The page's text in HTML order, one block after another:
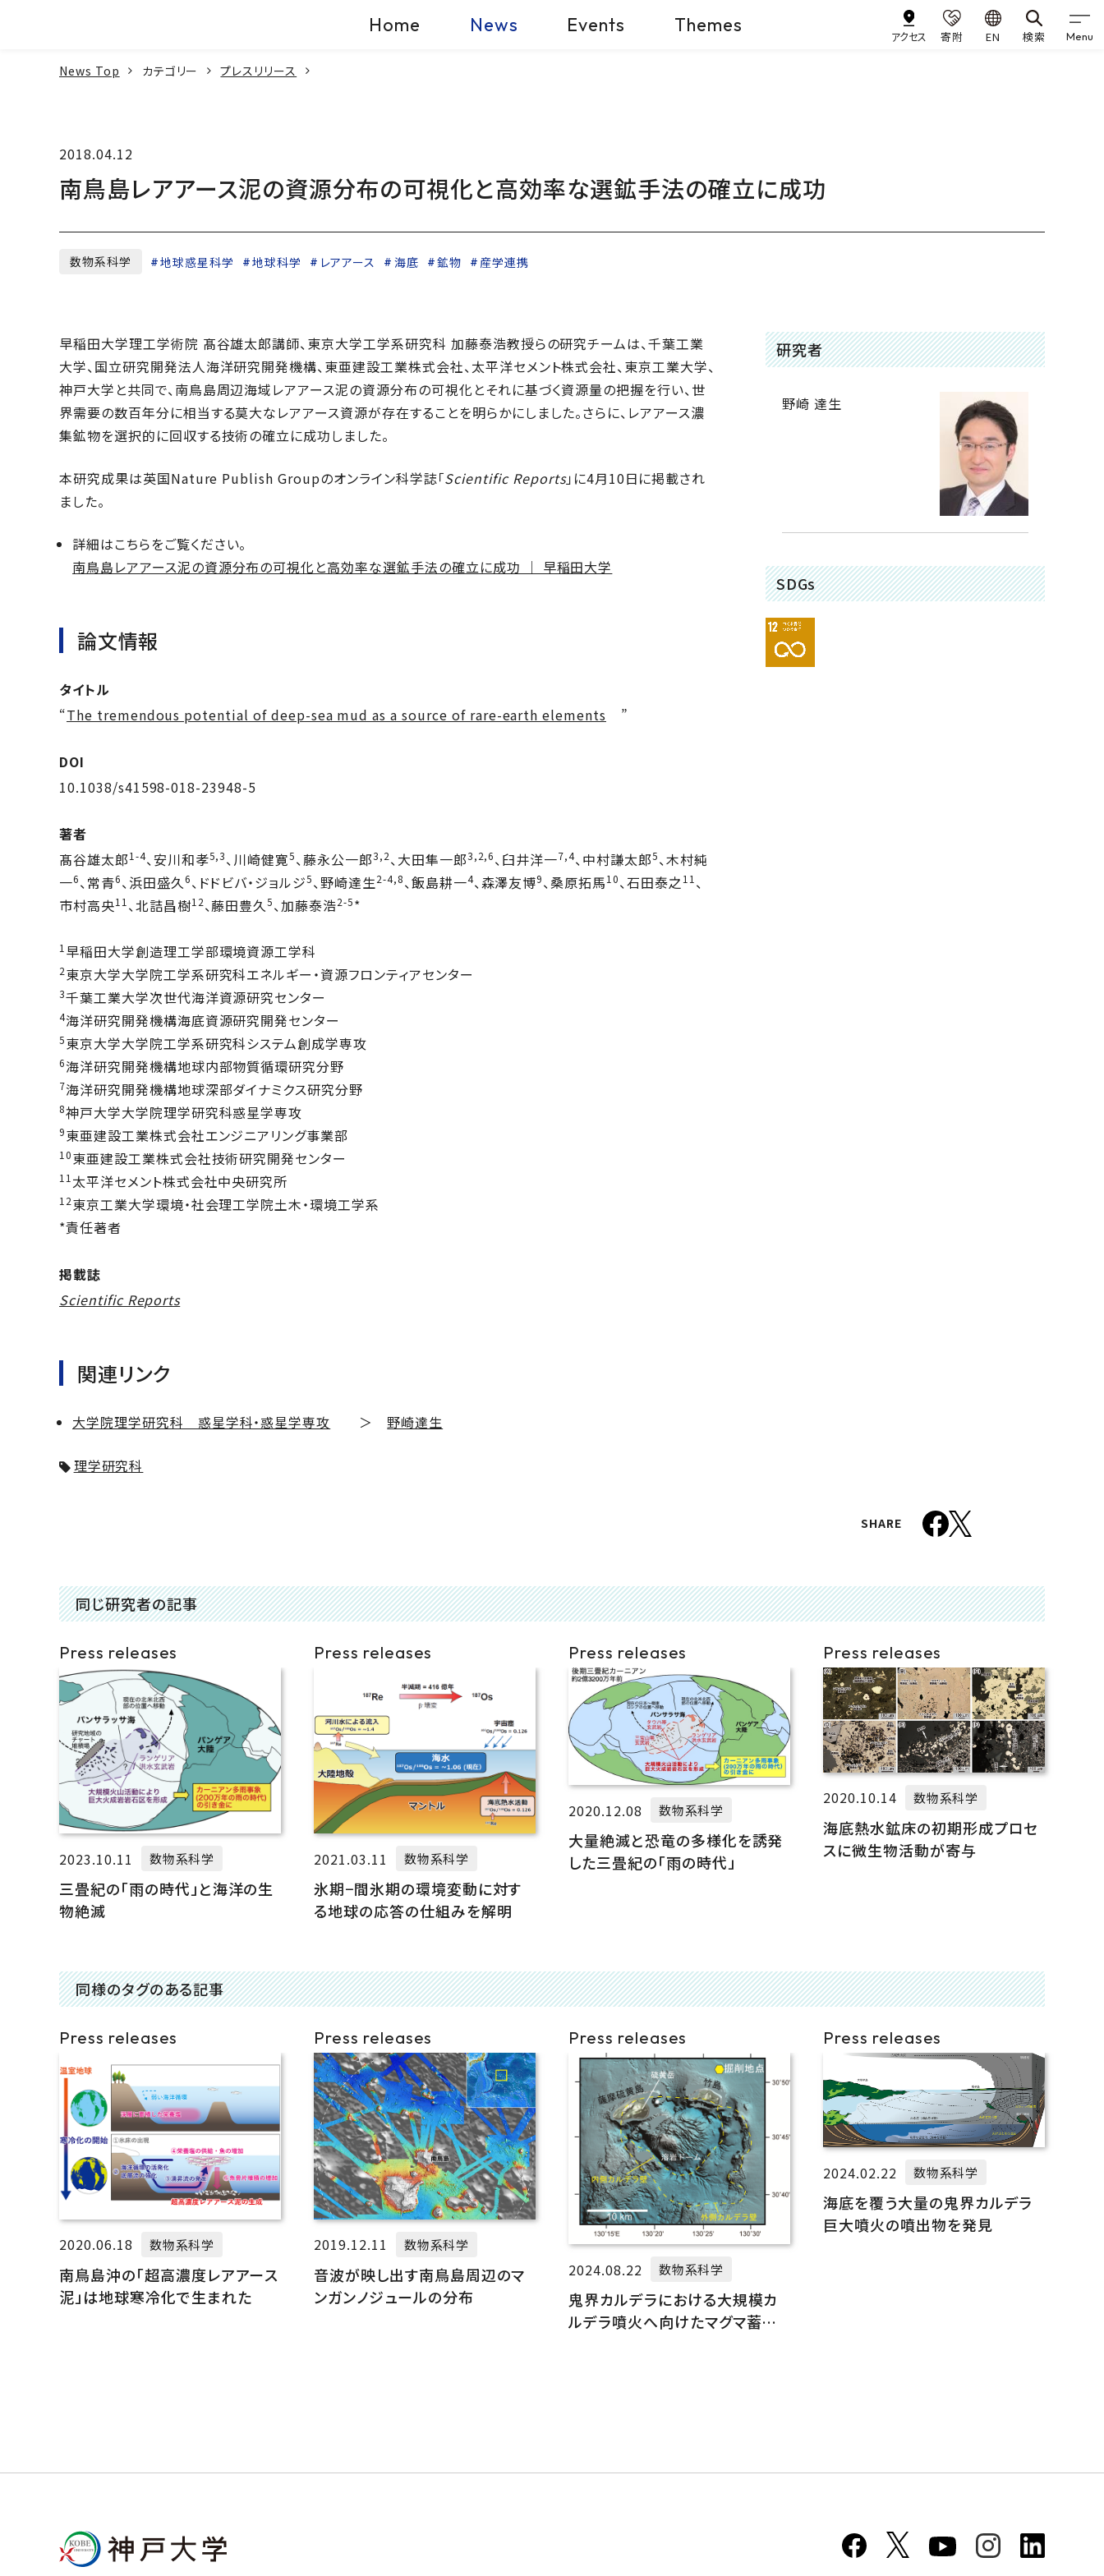
Home News Events Themes
アクセス 寄附 EN 検索 Menu
News Top カテゴリー プレスリリース
2018.04.12
南鳥島レアアース泥の資源分布の可視化と高効率な選鉱手法の確立に成功
数物系科学 地球惑星科学 地球科学 レアアース 海底 鉱物 産学連携
早稲田大学理工学術院 髙谷雄太郎講師、東京大学工学系研究科 加藤泰浩教授らの研究チームは、千葉工業
大学、国立研究開発法人海洋研究開発機構、東亜建設工業株式会社、太平洋セメント株式会社、東京工業大学、
神戸大学と共同で、南鳥島周辺海域レアアース泥の資源分布の可視化とそれに基づく資源量の把握を行い、世
界需要の数百年分に相当する莫大なレアアース資源が存在することを明らかにしました。さらに、レアアース濃
集鉱物を選択的に回収する技術の確立に成功しました。
本研究成果は英国Nature Publish Groupのオンライン科学誌「Scientific Reports」に4月10日に掲載され
ました。
詳細はこちらをご覧ください。
南鳥島レアアース泥の資源分布の可視化と高効率な選鉱手法の確立に成功 ｜ 早稲田大学
論文情報
タイトル
“The tremendous potential of deep-sea mud as a source of rare-earth elements ”
DOI
10.1038/s41598-018-23948-5
著者
髙谷雄太郎1-4、安川和孝5,3、川崎健寛5、藤永公一郎3,2、大田隼一郎3,2,6、臼井洋一7,4、中村謙太郎5、木村純
一6、常青6、浜田盛久6、ドドビバ・ジョルジ5、野崎達生2-4,8、飯島耕一4、森澤友博9、桑原拓馬10、石田泰之11 、
市村高央11 、北詰昌樹12、藤田豊久5、加藤泰浩2-5*
1 早稲田大学創造理⼯学部環境資源⼯学科
2東京大学大学院工学系研究科エネルギー・資源フロンティアセンター
3千葉⼯業⼤学次世代海洋資源研究センター
4海洋研究開発機構海底資源研究開発センター
5東京大学大学院工学系研究科システム創成学専攻
6海洋研究開発機構地球内部物質循環研究分野
7海洋研究開発機構地球深部ダイナミクス研究分野
8神⼾⼤学⼤学院理学研究科惑星学専攻
9東亜建設工業株式会社エンジニアリング事業部
10東亜建設工業株式会社技術研究開発センター
11 太平洋セメント株式会社中央研究所
12東京工業大学環境・社会理⼯学院土木・環境工学系
*責任著者
掲載誌
Scientific Reports
関連リンク
大学院理学研究科 惑星学科・惑星学専攻 ＞野崎達生
研究者
野崎 達生
SDGs
理学研究科
SHARE
同じ研究者の記事
Press releases
2023.10.11 数物系科学
三畳紀の「雨の時代」と海洋の生
物絶滅
Press releases
2021.03.11 数物系科学
氷期−間氷期の環境変動に対す
る地球の応答の仕組みを解明
Press releases
2020.12.08 数物系科学
大量絶滅と恐竜の多様化を誘発
した三畳紀の「雨の時代」
Press releases
2020.10.14 数物系科学
海底熱水鉱床の初期形成プロセ
スに微生物活動が寄与
同様のタグのある記事
Press releases
2020.06.18 数物系科学
南鳥島沖の「超高濃度レアアース
泥」は地球寒冷化で生まれた
Press releases
2019.12.11 数物系科学
音波が映し出す南鳥島周辺のマ
ンガンノジュールの分布
Press releases
2024.08.22 数物系科学
鬼界カルデラにおける大規模カ
ルデラ噴火へ向けたマグマ蓄積
Press releases
2024.02.22 数物系科学
海底を覆う大量の鬼界カルデラ
巨大噴火の噴出物を発見